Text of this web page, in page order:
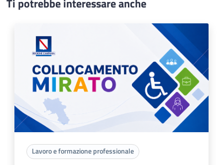
Ti potrebbe interessare anche
Lavoro e formazione professionale